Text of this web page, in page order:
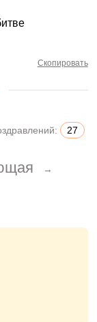
Скопировать
27
→